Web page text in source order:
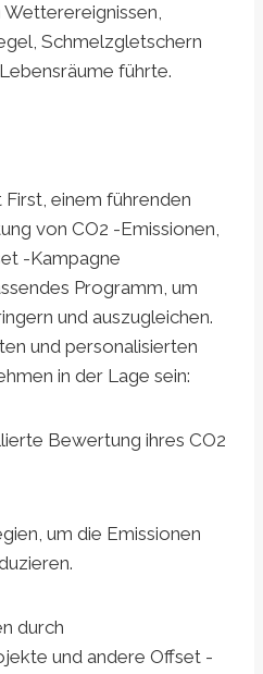
Schmelzgletschern
führte.
einem führenden
von CO2 -Emissionen,
-Kampagne
Programm, um
und auszugleichen.
und personalisierten
in der Lage sein:
Bewertung ihres CO2
um die Emissionen
durch
und andere Offset -